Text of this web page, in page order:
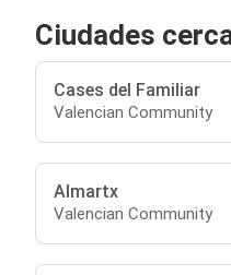
Ciudades
Cases del Familiar
Valencian Community
Almartx
Valencian Community